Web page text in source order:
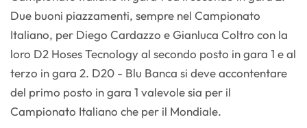
Due buoni piazzamenti, sempre nel Campionato
Italiano, per Diego Cardazzo e Gianluca Coltro con la
loro D2 Hoses Tecnology al secondo posto in gara 1 e al
terzo in gara 2. D20 - Blu Banca si deve accontentare
del primo posto in gara 1 valevole sia per il
Campionato Italiano che per il Mondiale.